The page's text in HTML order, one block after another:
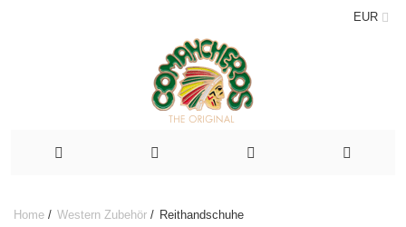
EUR
Home / Western Zubehör / Reithandschuhe